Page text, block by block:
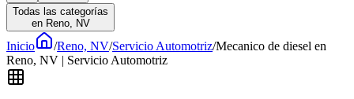
Todas las categorías
en Reno, NV
Inicio /Reno, NV/Servicio Automotriz/Mecanico de diesel en
Reno, NV | Servicio Automotriz